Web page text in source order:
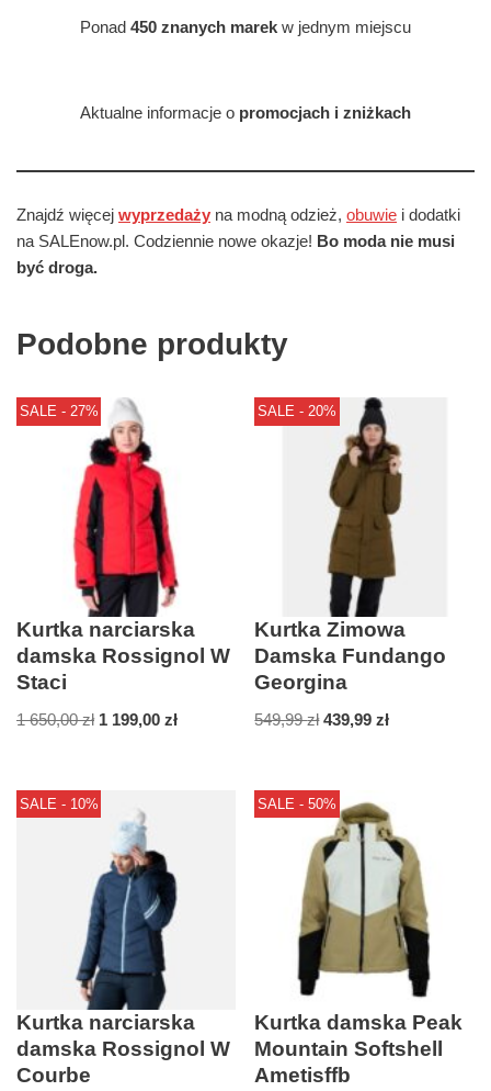
Ponad 450 znanych marek w jednym miejscu
Aktualne informacje o promocjach i zniżkach
Znajdź więcej wyprzedaży na modną odzież, obuwie i dodatki
na SALEnow.pl. Codziennie nowe okazje! Bo moda nie musi
być droga.
Podobne produkty
SALE - 27%
Kurtka narciarska
damska Rossignol W
Staci
1 650,00zł 1 199,00 zł
SALE - 20%
Kurtka Zimowa
Damska Fundango
Georgina
549,99zł 439,99zł
SALE - 10%
Kurtka narciarska
damska Rossignol W
Courbe
SALE - 50%
Kurtka damska Peak
Mountain Softshell
Ametisffb